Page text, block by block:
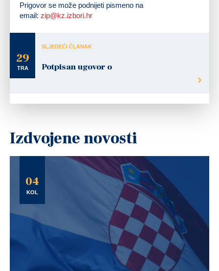
Prigovor se može podnijeti pismeno na
email: zip@kz.izbori.hr
29
TRA
SLJEDEĆI ČLANAK
Potpisan ugovor o
Izdvojene novosti
04
KOL